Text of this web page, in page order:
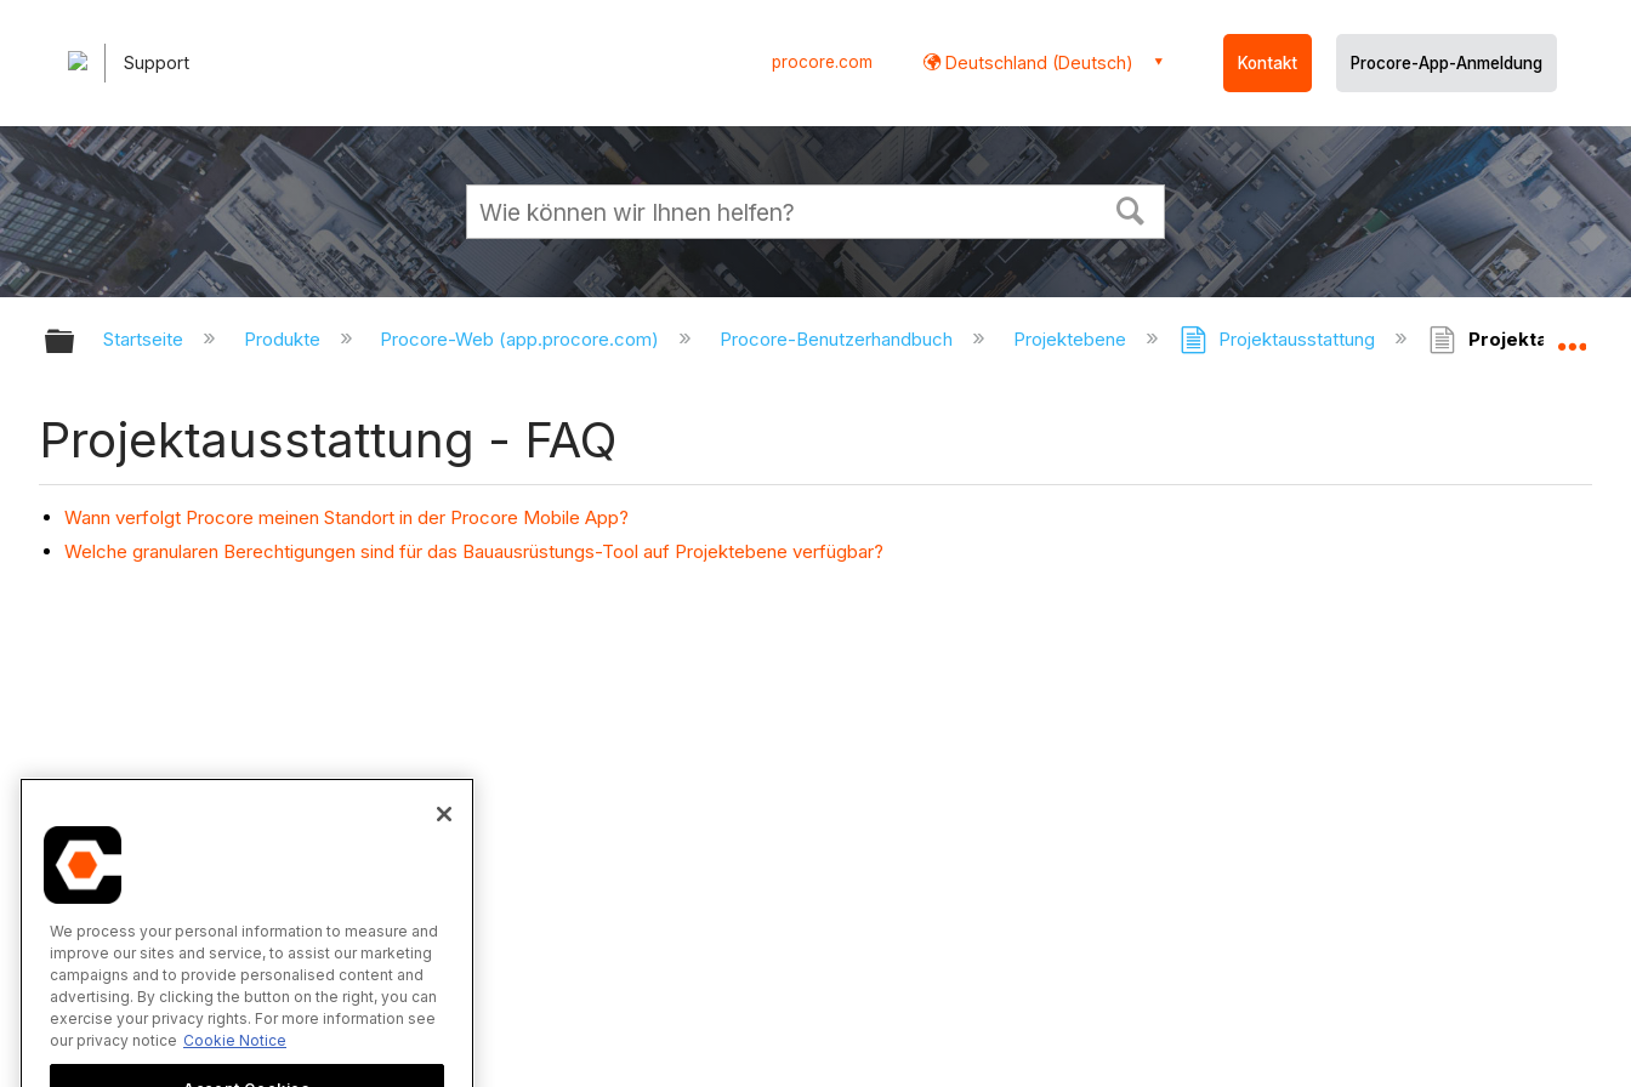
Support procore.com Deutschland (Deutsch) Kontakt Procore-App-Anmeldung
Globale Hierarchie auf- und zuklappen
Startseite Produkte Procore-Web (app.procore.com) Procore-Benutzerhandbuch Projektebene Projektausstattung
Projektausstattung - FAQ
Wann verfolgt Procore meinen Standort in der Procore Mobile App?
Welche granularen Berechtigungen sind für das Bauausrüstungs-Tool auf Projektebene verfügbar?
We process your personal information to measure and
improve our sites and service, to assist our marketing
campaigns and to provide personalised content and
advertising. By clicking the button on the right, you can
exercise your privacy rights. For more information see
our privacy notice Cookie Notice